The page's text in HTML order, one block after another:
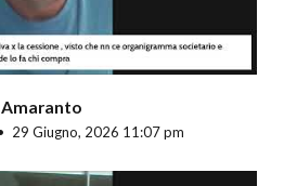
Amaranto
29 Giugno, 2026 11:07 pm